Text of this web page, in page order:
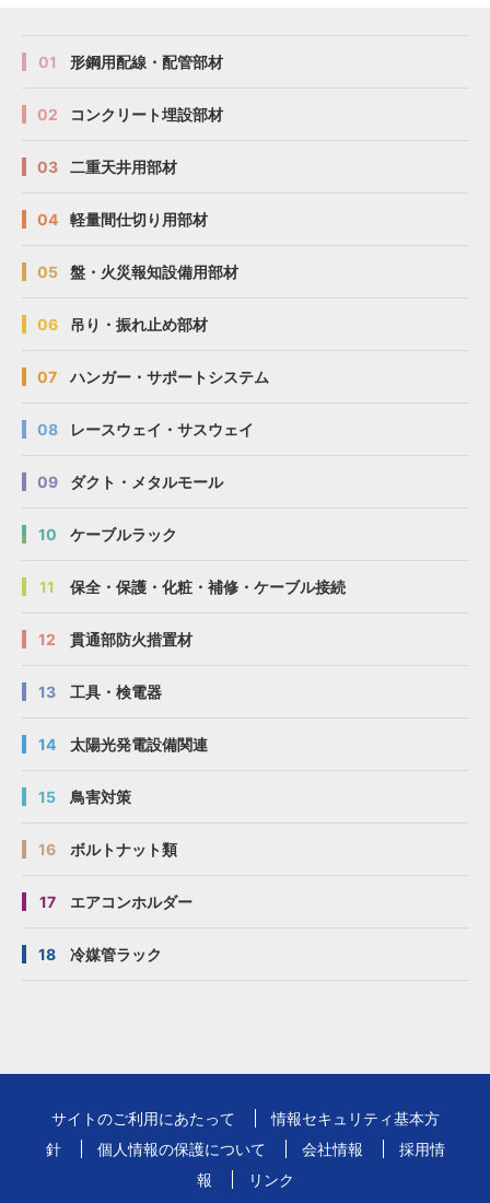
01 形鋼用配線・配管部材
02 コンクリート埋設部材
03 二重天井用部材
04 軽量間仕切り用部材
05 盤・火災報知設備用部材
06 吊り・振れ止め部材
07 ハンガー・サポートシステム
08 レースウェイ・サスウェイ
09 ダクト・メタルモール
10 ケーブルラック
11 保全・保護・化粧・補修・ケーブル接続
12 貫通部防火措置材
13 工具・検電器
14 太陽光発電設備関連
15 鳥害対策
16 ボルトナット類
17 エアコンホルダー
18 冷媒管ラック
サイトのご利用にあたって
情報セキュリティ基本方
針
個人情報の保護について 会社情報
採用情
報
リンク